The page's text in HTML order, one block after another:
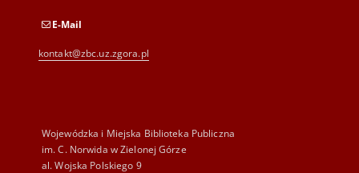
E-Mail
kontakt@zbc.uz.zgora.pl
Wojewódzka i Miejska Biblioteka Publiczna
im. C. Norwida w Zielonej Górze
al. Wojska Polskiego 9